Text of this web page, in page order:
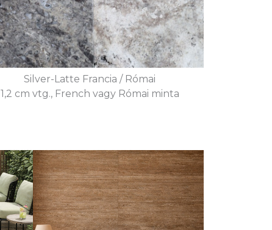
Silver-Latte Francia / Római
1,2 cm vtg., French vagy Római minta